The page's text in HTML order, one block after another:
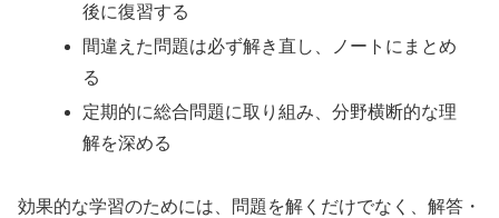
後に復習する
間違えた問題は必ず解き直し、ノートにまとめ
る
定期的に総合問題に取り組み、分野横断的な理
解を深める
効果的な学習のためには、問題を解くだけでなく、解答・